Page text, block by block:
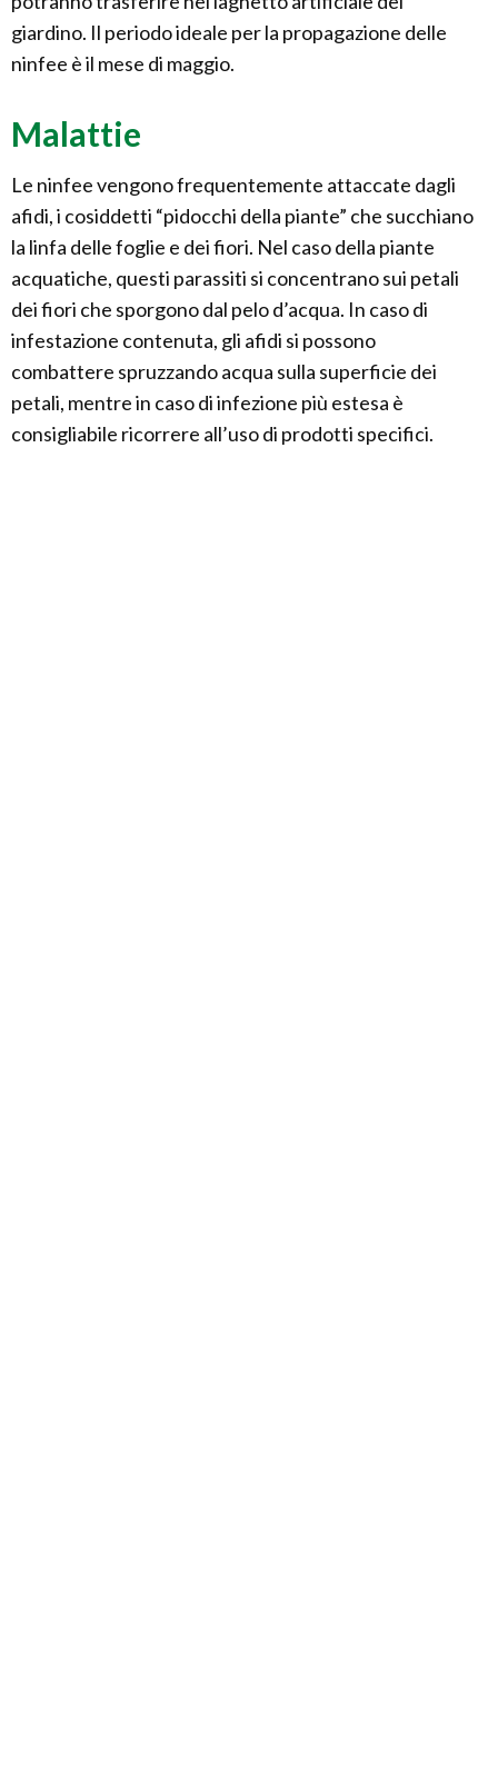
giardino. Il periodo ideale per la propagazione delle
ninfee è il mese di maggio.
Malattie
Le ninfee vengono frequentemente attaccate dagli
afidi, i cosiddetti “pidocchi della piante” che succhiano
la linfa delle foglie e dei fiori. Nel caso della piante
acquatiche, questi parassiti si concentrano sui petali
dei fiori che sporgono dal pelo d’acqua. In caso di
infestazione contenuta, gli afidi si possono
combattere spruzzando acqua sulla superficie dei
petali, mentre in caso di infezione più estesa è
consigliabile ricorrere all’uso di prodotti specifici.